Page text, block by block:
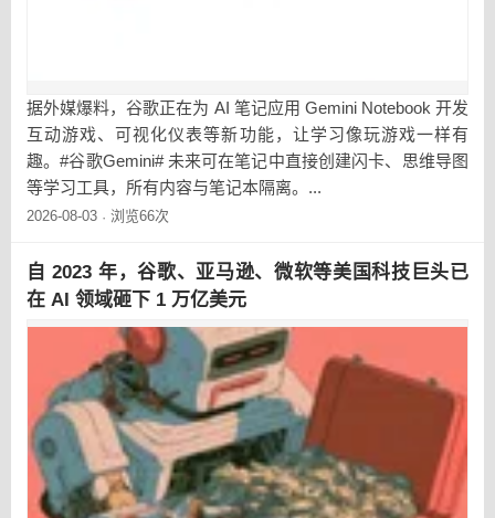
据外媒爆料，谷歌正在为 AI 笔记应用 Gemini Notebook 开发
互动游戏、可视化仪表等新功能，让学习像玩游戏一样有
趣。#谷歌Gemini# 未来可在笔记中直接创建闪卡、思维导图
等学习工具，所有内容与笔记本隔离。...
2026-08-03 · 浏览66次
自 2023 年，谷歌、亚马逊、微软等美国科技巨头已
在 AI 领域砸下 1 万亿美元